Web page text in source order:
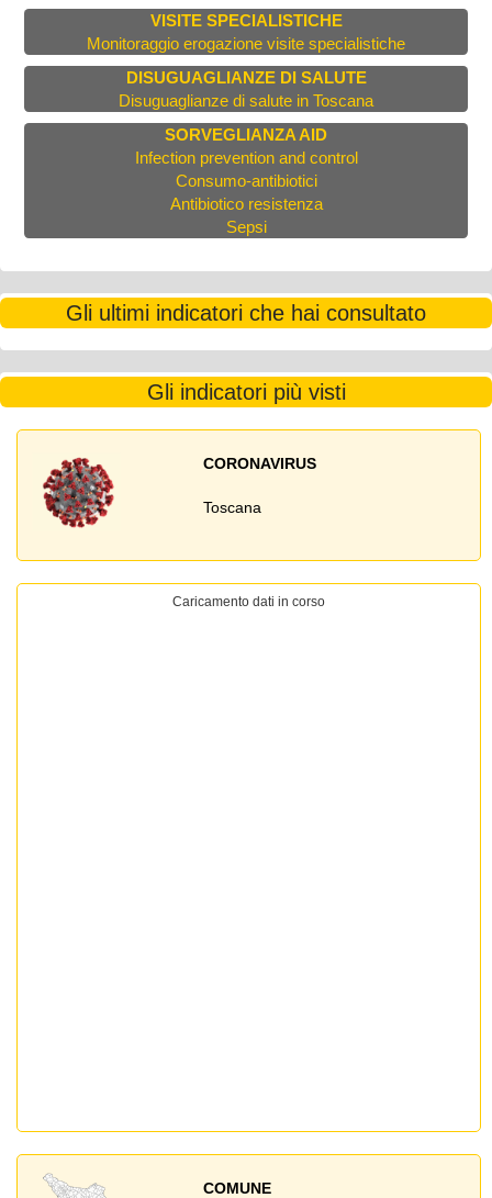
VISITE SPECIALISTICHE
Monitoraggio erogazione visite specialistiche
DISUGUAGLIANZE DI SALUTE
Disuguaglianze di salute in Toscana
SORVEGLIANZA AID
Infection prevention and control
Consumo-antibiotici
Antibiotico resistenza
Sepsi
Gli ultimi indicatori che hai consultato
Gli indicatori più visti
CORONAVIRUS
Toscana
Caricamento dati in corso
COMUNE